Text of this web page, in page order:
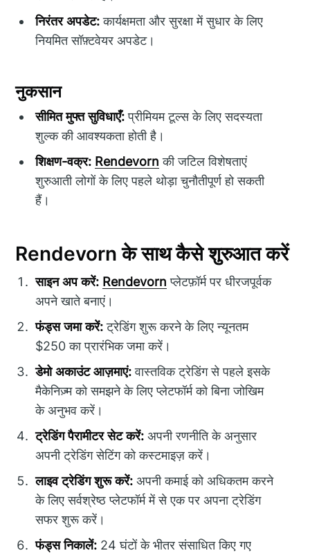
निरंतर अपडेट:कार्यक्षमता और सुरक्षा में सुधार के लिए
नियमित सॉफ़्टवेयर अपडेट।
नुकसान
सीमित मुफ्त सुविधाएँ:प्रीमियम टूल्स के लिए सदस्यता
शुल्क की आवश्यकता होती है।
शिक्षण-वक्र: Rendevorn की जटिल विशेषताएं
शुरुआती लोगों के लिए पहले थोड़ा चुनौतीपूर्ण हो सकती
हैं।
Rendevorn के साथ कैसे शुरुआत करें
साइन अप करें: Rendevorn प्लेटफ़ॉर्म पर धीरजपूर्वक
अपने खाते बनाएं।
फंड्स जमा करें:ट्रेडिंग शुरू करने के लिए न्यूनतम
$250 का प्रारंभिक जमा करें।
डेमो अकाउंट आज़माएं:वास्तविक ट्रेडिंग से पहले इसके
मैकेनिज़्म को समझने के लिए प्लेटफॉर्म को बिना जोखिम
के अनुभव करें।
ट्रेडिंग पैरामीटर सेट करें: अपनी रणनीति के अनुसार
अपनी ट्रेडिंग सेटिंग को कस्टमाइज़ करें।
लाइव ट्रेडिंग शुरू करें: अपनी कमाई को अधिकतम करने
के लिए सर्वश्रेष्ठ प्लेटफॉर्म में से एक पर अपना ट्रेडिंग
सफर शुरू करें।
फंड्स निकालें: 24 घंटों के भीतर संसाधित किए गए